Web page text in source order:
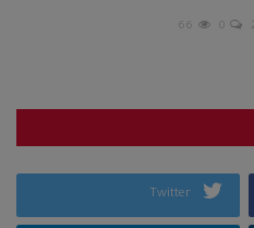
66
Twitter